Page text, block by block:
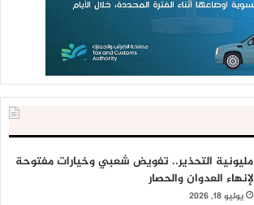
مليونية التحذير.. تفويض شعبي وخيارات مفتوحة
لإنهاء العدوان والحصار
يوليو 18, 2026